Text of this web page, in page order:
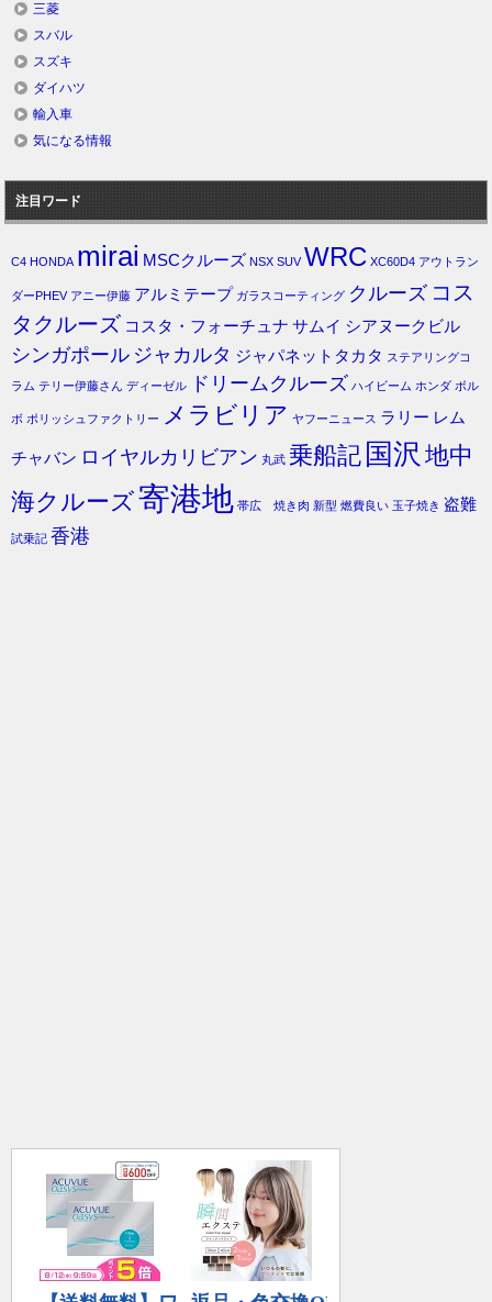
三菱
スバル
スズキ
ダイハツ
輸入車
気になる情報
注目ワード
C4 HONDA mirai MSCクルーズ NSX SUV WRC XC60D4 アウトラン
ダーPHEV アニー伊藤 アルミテープ ガラスコーティング クルーズ コス
タクルーズ コスタ・フォーチュナ サムイ シアヌークビル
シンガポール ジャカルタ ジャパネットタカタ ステアリングコ
ラム テリー伊藤さん ディーゼル ドリームクルーズ ハイビーム ホンダ ボル
ボ ポリッシュファクトリー メラビリア ヤフーニュース ラリー レム
チャバン ロイヤルカリビアン 丸武 乗船記 国沢 地中
海クルーズ寄港地 帯広 焼き肉 新型 燃費良い 玉子焼き 盗難
試乗記 香港